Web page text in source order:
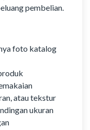
pembelian.
foto katalog
atau tekstur
ukuran